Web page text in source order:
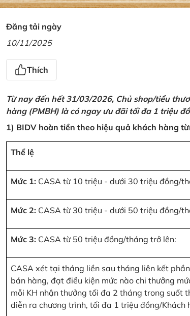
Đăng tải ngày
10/11/2025
Thích
Từ nay đến hết 31/03/2026, Chủ shop/tiểu
hàng (PMBH) là có ngay ưu đãi tối đa 1 triệu
1) BIDV hoàn tiền theo hiệu quả khách hàng
Thể lệ
Mức 1: CASA từ 10 triệu - dưới 30 triệu đồng/
Mức 2: CASA từ 30 triệu - dưới 50 triệu đồng/
Mức 3: CASA từ 50 triệu đồng/tháng trở lên:
CASA xét tại tháng liền sau tháng liên kết
bán hàng, đạt điều kiện mức nào chi thưởng
mỗi KH nhận thưởng tối đa 2 tháng trong suốt
diễn ra chương trình, tối đa 1 triệu đồng/Khách